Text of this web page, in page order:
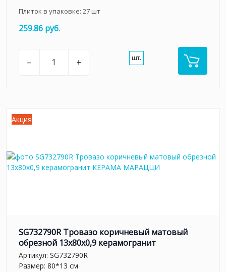
Плиток в упаковке: 27шт
259.86 руб.
– + шт.
Акция
SG732790R Тровазо коричневый матовый
обрезной 13x80x0,9 керамогранит
Артикул: SG732790R
Размер: 80*13 см